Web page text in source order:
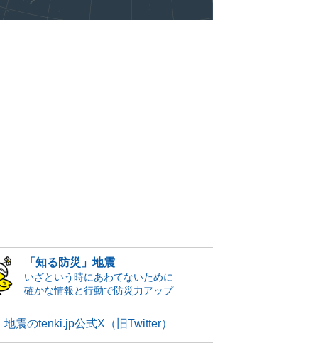
「知る防災」地震
いざという時にあわてないために
確かな情報と行動で防災力アップ
地震のtenki.jp公式X（旧Twitter）